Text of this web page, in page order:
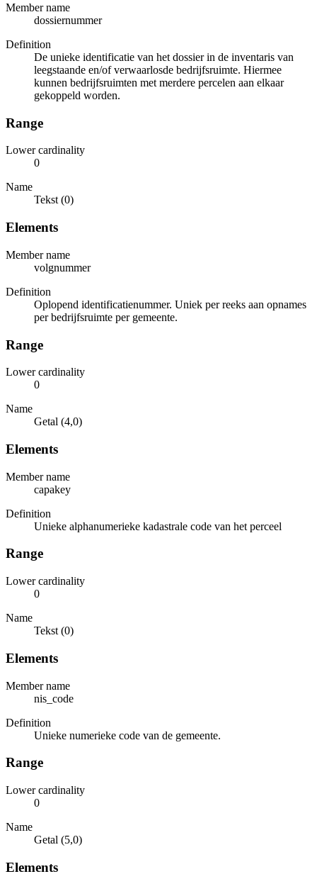
Member name
dossiernummer
Definition
De unieke identificatie van het dossier in de inventaris van
leegstaande en/of verwaarlosde bedrijfsruimte. Hiermee
kunnen bedrijfsruimten met merdere percelen aan elkaar
gekoppeld worden.
Range
Lower cardinality
0
Name
Tekst (0)
Elements
Member name
volgnummer
Definition
Oplopend identificatienummer. Uniek per reeks aan opnames
per bedrijfsruimte per gemeente.
Range
Lower cardinality
0
Name
Getal (4,0)
Elements
Member name
capakey
Definition
Unieke alphanumerieke kadastrale code van het perceel
Range
Lower cardinality
0
Name
Tekst (0)
Elements
Member name
nis_code
Definition
Unieke numerieke code van de gemeente.
Range
Lower cardinality
0
Name
Getal (5,0)
Elements